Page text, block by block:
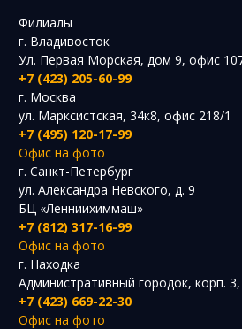
Филиалы
г. Владивосток
Ул. Первая Морская, дом 9, офис
+7 (423) 205-60-99
г. Москва
ул. Марксистская, 34к8, офис 218/1
+7 (495) 120-17-99
Офис на фото
г. Санкт-Петербург
ул. Александра Невского, д. 9
БЦ «Ленниихиммаш»
+7 (812) 317-16-99
Офис на фото
г. Находка
Административный городок, корп.
+7 (423) 669-22-30
Офис на фото